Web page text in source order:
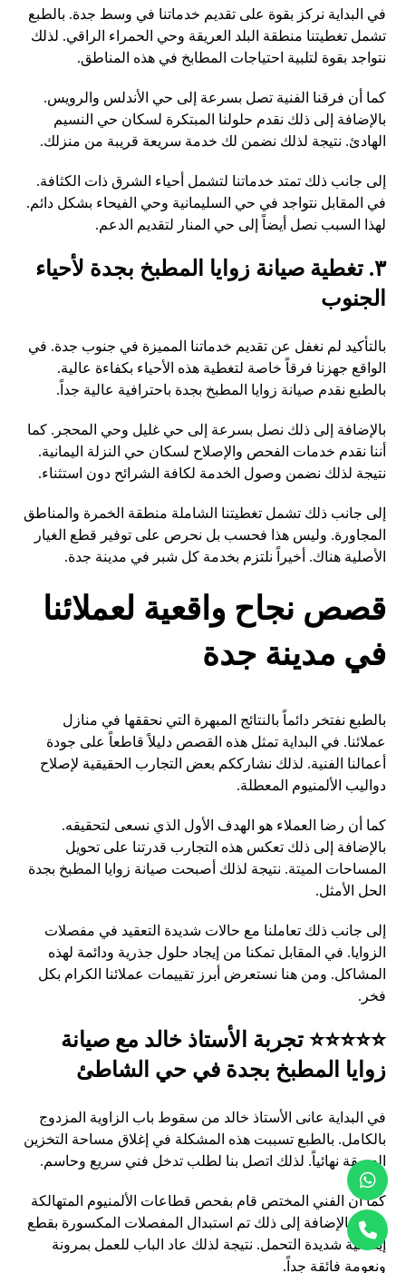
في البداية نركز بقوة على تقديم خدماتنا في وسط جدة. بالطبع
تشمل تغطيتنا منطقة البلد العريقة وحي الحمراء الراقي. لذلك
نتواجد بقوة لتلبية احتياجات المطابخ في هذه المناطق.
كما أن فرقنا الفنية تصل بسرعة إلى حي الأندلس والرويس.
بالإضافة إلى ذلك نقدم حلولنا المبتكرة لسكان حي النسيم
الهادئ. نتيجة لذلك نضمن لك خدمة سريعة قريبة من منزلك.
إلى جانب ذلك تمتد خدماتنا لتشمل أحياء الشرق ذات الكثافة.
في المقابل نتواجد في حي السليمانية وحي الفيحاء بشكل دائم.
لهذا السبب نصل أيضاً إلى حي المنار لتقديم الدعم.
٣. تغطية صيانة زوايا المطبخ بجدة لأحياء
الجنوب
بالتأكيد لم نغفل عن تقديم خدماتنا المميزة في جنوب جدة. في
الواقع جهزنا فرقاً خاصة لتغطية هذه الأحياء بكفاءة عالية.
بالطبع نقدم صيانة زوايا المطبخ بجدة باحترافية عالية جداً.
بالإضافة إلى ذلك نصل بسرعة إلى حي غليل وحي المحجر. كما
أننا نقدم خدمات الفحص والإصلاح لسكان حي النزلة اليمانية.
نتيجة لذلك نضمن وصول الخدمة لكافة الشرائح دون استثناء.
إلى جانب ذلك تشمل تغطيتنا الشاملة منطقة الخمرة والمناطق
المجاورة. وليس هذا فحسب بل نحرص على توفير قطع الغيار
الأصلية هناك. أخيراً نلتزم بخدمة كل شبر في مدينة جدة.
قصص نجاح واقعية لعملائنا
في مدينة جدة
بالطبع نفتخر دائماً بالنتائج المبهرة التي نحققها في منازل
عملائنا. في البداية تمثل هذه القصص دليلاً قاطعاً على جودة
أعمالنا الفنية. لذلك نشارككم بعض التجارب الحقيقية لإصلاح
دواليب الألمنيوم المعطلة.
كما أن رضا العملاء هو الهدف الأول الذي نسعى لتحقيقه.
بالإضافة إلى ذلك تعكس هذه التجارب قدرتنا على تحويل
المساحات الميتة. نتيجة لذلك أصبحت صيانة زوايا المطبخ بجدة
الحل الأمثل.
إلى جانب ذلك تعاملنا مع حالات شديدة التعقيد في مفصلات
الزوايا. في المقابل تمكنا من إيجاد حلول جذرية ودائمة لهذه
المشاكل. ومن هنا نستعرض أبرز تقييمات عملائنا الكرام بكل
فخر.
⭐⭐⭐⭐⭐ تجربة الأستاذ خالد مع صيانة
زوايا المطبخ بجدة في حي الشاطئ
في البداية عانى الأستاذ خالد من سقوط باب الزاوية المزدوج
بالكامل. بالطبع تسببت هذه المشكلة في إغلاق مساحة التخزين
العميقة نهائياً. لذلك اتصل بنا لطلب تدخل فني سريع وحاسم.
كما أن الفني المختص قام بفحص قطاعات الألمنيوم المتهالكة
بدقة. بالإضافة إلى ذلك تم استبدال المفصلات المكسورة بقطع
إيطالية شديدة التحمل. نتيجة لذلك عاد الباب للعمل بمرونة
ونعومة فائقة جداً.